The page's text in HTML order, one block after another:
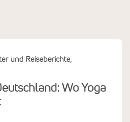
Wo Yoga
und Reiseberichte